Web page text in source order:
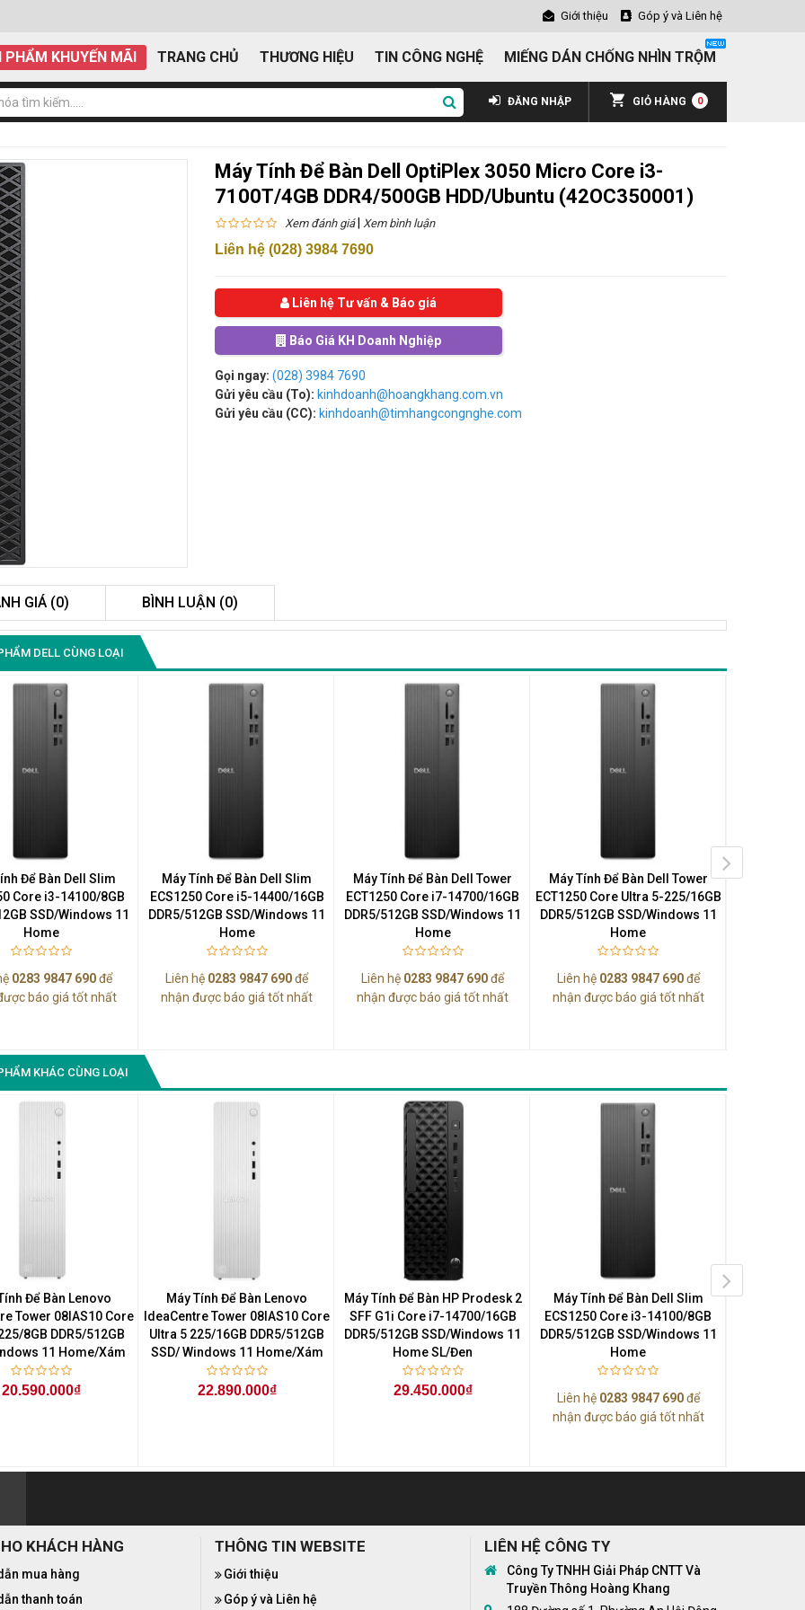
Giới thiệu Góp ý và Liên hệ
PHẨM KHUYẾN MÃI TRANG CHỦ THƯƠNG HIỆU TIN CÔNG NGHỆ MIẾNG DÁN CHỐNG NHÌN TRỘM
GIỎ HÀNG 0
ĐĂNG NHẬP
Máy Tính Để Bàn Dell OptiPlex 3050 Micro Core i3-
7100T/4GB DDR4/500GB HDD/Ubuntu (42OC350001)
Xem đánh giá| Xem bình luận
Liên hệ (028) 3984 7690
Liên hệ Tư vấn & Báo giá
Báo Giá KH Doanh Nghiệp
Gọi ngay: (028) 3984 7690
Gửi yêu cầu (To): kinhdoanh@hoangkhang.com.vn
Gửi yêu cầu (CC): kinhdoanh@timhangcongnghe.com
Màn Hình Quảng Cáo
để nhận báo giá tốt
nhất
Liên hệ0283 9847 690
để nhận báo giá tốt
nhất
GIÁ (0) BÌNH LUẬN (0)
DELL CÙNG LOẠI
Để Bàn Dell Slim
Core i3-14100/8GB
SSD/Windows 11
Home
0283 9847 690để
báo giá tốt nhất
Máy Tính Để Bàn Dell Slim
ECS1250 Core i5-14400/16GB
DDR5/512GB SSD/Windows 11
Home
Liên hệ 0283 9847 690để
nhận được báo giá tốt nhất
Máy Tính Để Bàn Dell Tower
ECT1250 Core i7-14700/16GB
DDR5/512GB SSD/Windows 11
Home
Liên hệ 0283 9847 690để
nhận được báo giá tốt nhất
Máy Tính Để Bàn Dell Tower
ECT1250 Core Ultra 5-225/16GB
DDR5/512GB SSD/Windows 11
Home
Liên hệ 0283 9847 690để
nhận được báo giá tốt nhất
Máy Tính
KHÁC CÙNG LOẠI
Để Bàn Lenovo
Tower 08IAS10 Core
8GB DDR5/512GB
11 Home/Xám
20.590.000₫
Máy Tính Để Bàn Lenovo
IdeaCentre Tower 08IAS10 Core
Ultra 5 225/16GB DDR5/512GB
SSD/ Windows 11 Home/Xám
22.890.000₫
Máy Tính Để Bàn HP Prodesk 2
SFF G1i Core i7-14700/16GB
DDR5/512GB SSD/Windows 11
Home SL/Đen
29.450.000₫
Máy Tính Để Bàn Dell Slim
ECS1250 Core i3-14100/8GB
DDR5/512GB SSD/Windows 11
Home
Liên hệ 0283 9847 690để
nhận được báo giá tốt nhất
KHÁCH HÀNG
mua hàng
thanh toán
THÔNG TIN WEBSITE
Giới thiệu
Góp ý và Liên hệ
LIÊN HỆ CÔNG TY
Công Ty TNHH Giải Pháp CNTT Và
Truyền Thông Hoàng Khang